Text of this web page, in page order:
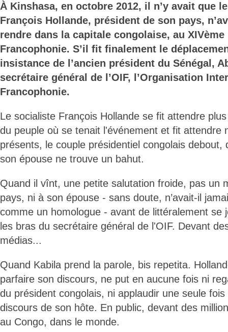
À Kinshasa, en octobre 2012, il n’y avait que
François Hollande, président de son pays,
rendre dans la capitale congolaise, au
Francophonie. S’il fit finalement le
insistance de l’ancien président du Sénégal,
secrétaire général de l’OIF, l’Organisation
Francophonie.
Le socialiste François Hollande se fit attendre
du peuple où se tenait l'événement et fit attendre
présents, le couple présidentiel congolais debout,
son épouse ne trouve un bahut.
Quand il vînt, une petite salutation froide, pas un
pays, ni à son épouse - sans doute, n’avait-il
comme un homologue - avant de littéralement se
les bras du secrétaire général de l'OIF. Devant
médias...
Quand Kabila prend la parole, bis repetita.
parfaire son discours, ne put en aucune fois ni
du président congolais, ni applaudir une seule
discours de son hôte. En public, devant des
au Congo, dans le monde.